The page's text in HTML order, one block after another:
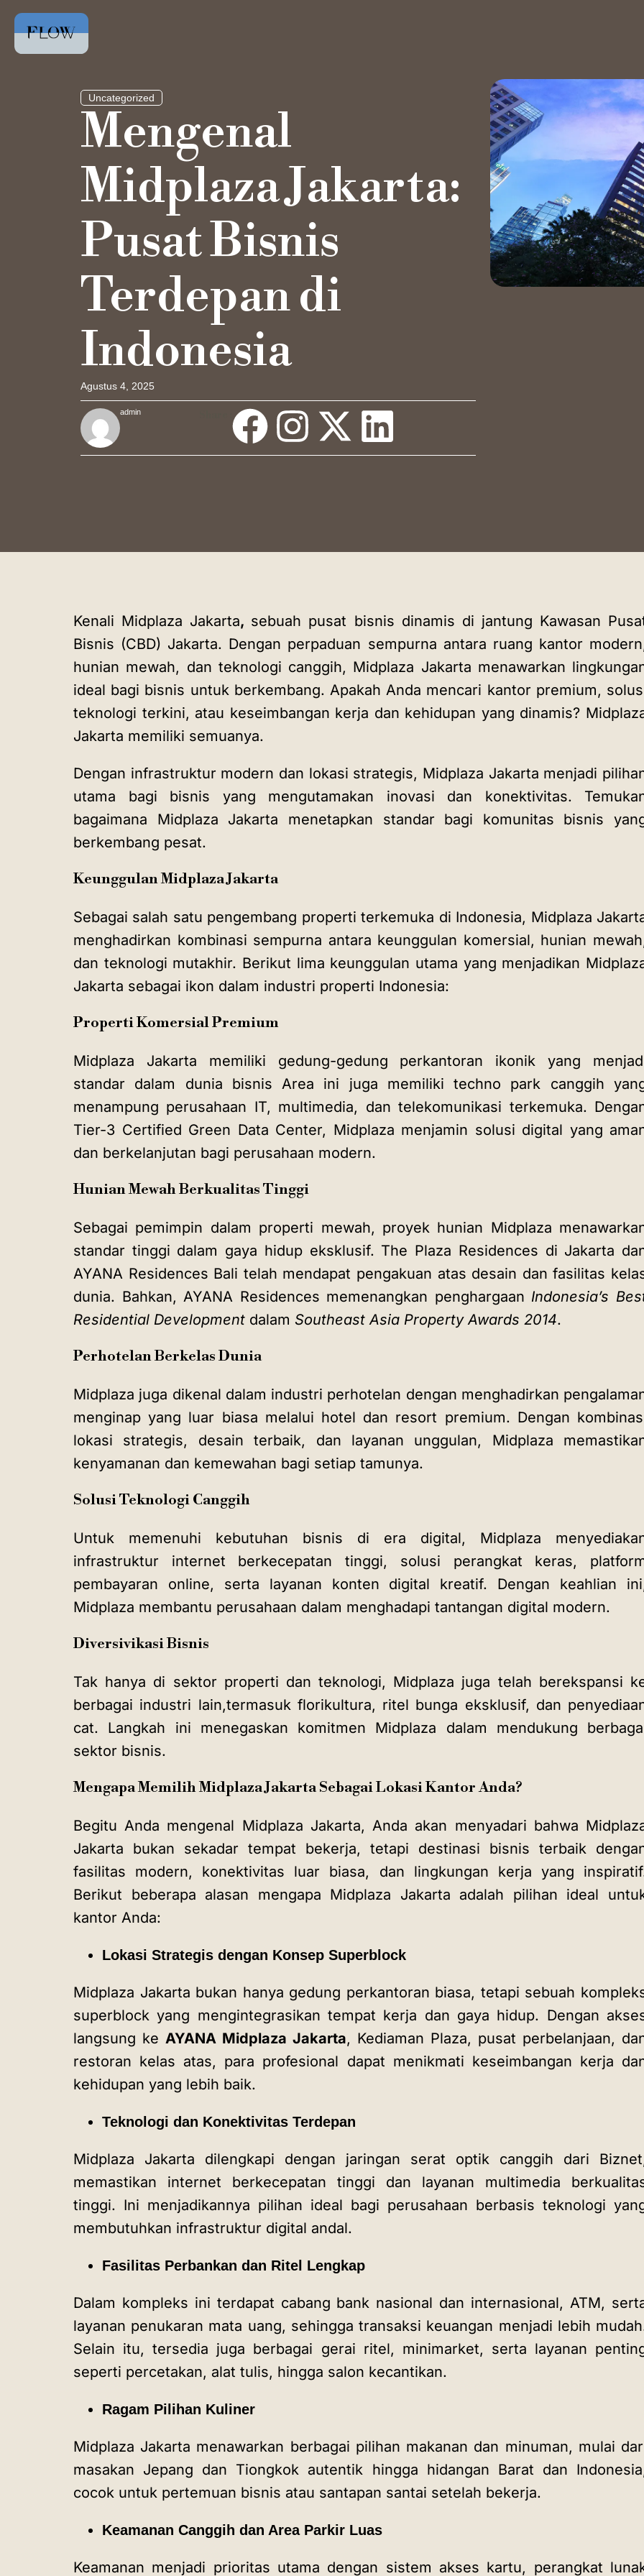
Private Office
Hot Desk
Akses Harian
Ruang Meeting
Uncategorized
Mengenal
Midplaza Jakarta:
Pusat Bisnis
Terdepan di
Indonesia
Agustus 4, 2025
admin
Kenali Midplaza Jakarta, sebuah pusat bisnis dinamis di jantung Kawasan
Bisnis (CBD) Jakarta. Dengan perpaduan sempurna antara ruang kantor
hunian mewah, dan teknologi canggih, Midplaza Jakarta menawarkan
ideal bagi bisnis untuk berkembang. Apakah Anda mencari kantor premium,
teknologi terkini, atau keseimbangan kerja dan kehidupan yang dinamis?
Jakarta memiliki semuanya.
Dengan infrastruktur modern dan lokasi strategis, Midplaza Jakarta menjadi
utama bagi bisnis yang mengutamakan inovasi dan konektivitas.
bagaimana Midplaza Jakarta menetapkan standar bagi komunitas bisnis
berkembang pesat.
Keunggulan Midplaza Jakarta
Sebagai salah satu pengembang properti terkemuka di Indonesia, Midplaza
menghadirkan kombinasi sempurna antara keunggulan komersial, hunian
dan teknologi mutakhir. Berikut lima keunggulan utama yang menjadikan
Jakarta sebagai ikon dalam industri properti Indonesia:
Properti Komersial Premium
Midplaza Jakarta memiliki gedung-gedung perkantoran ikonik yang
standar dalam dunia bisnis Area ini juga memiliki techno park canggih
menampung perusahaan IT, multimedia, dan telekomunikasi terkemuka.
Tier-3 Certified Green Data Center, Midplaza menjamin solusi digital yang
dan berkelanjutan bagi perusahaan modern.
Hunian Mewah Berkualitas Tinggi
Sebagai pemimpin dalam properti mewah, proyek hunian Midplaza
standar tinggi dalam gaya hidup eksklusif. The Plaza Residences di Jakarta
AYANA Residences Bali telah mendapat pengakuan atas desain dan fasilitas
dunia. Bahkan, AYANA Residences memenangkan penghargaan Indonesia’s
Residential Development dalam Southeast Asia Property Awards 2014.
Perhotelan Berkelas Dunia
Midplaza juga dikenal dalam industri perhotelan dengan menghadirkan
menginap yang luar biasa melalui hotel dan resort premium. Dengan
lokasi strategis, desain terbaik, dan layanan unggulan, Midplaza
kenyamanan dan kemewahan bagi setiap tamunya.
Solusi Teknologi Canggih
Untuk memenuhi kebutuhan bisnis di era digital, Midplaza
infrastruktur internet berkecepatan tinggi, solusi perangkat keras,
pembayaran online, serta layanan konten digital kreatif. Dengan keahlian
Midplaza membantu perusahaan dalam menghadapi tantangan digital modern.
Diversivikasi Bisnis
Tak hanya di sektor properti dan teknologi, Midplaza juga telah berekspansi
berbagai industri lain,termasuk florikultura, ritel bunga eksklusif, dan
cat. Langkah ini menegaskan komitmen Midplaza dalam mendukung
sektor bisnis.
Mengapa Memilih Midplaza Jakarta Sebagai Lokasi Kantor Anda?
BegituAnda mengenal Midplaza Jakarta, Anda akan menyadari bahwa
Jakarta bukan sekadar tempat bekerja, tetapi destinasi bisnis terbaik
fasilitas modern, konektivitas luar biasa, dan lingkungan kerja yang
Berikut beberapa alasan mengapa Midplaza Jakarta adalah pilihan ideal
kantor Anda:
Lokasi Strategis dengan Konsep Superblock
Midplaza Jakarta bukan hanya gedung perkantoran biasa, tetapi sebuah
superblock yang mengintegrasikan tempat kerja dan gaya hidup. Dengan
langsung ke AYANA Midplaza Jakarta, Kediaman Plaza, pusat perbelanjaan,
restoran kelas atas, para profesional dapat menikmati keseimbangan kerja
kehidupan yang lebih baik.
Teknologi dan Konektivitas Terdepan
Midplaza Jakarta dilengkapi dengan jaringan serat optik canggih dari
memastikan internet berkecepatan tinggi dan layanan multimedia
tinggi. Ini menjadikannya pilihan ideal bagi perusahaan berbasis teknologi
membutuhkan infrastruktur digital andal.
Fasilitas Perbankan dan Ritel Lengkap
Dalam kompleks ini terdapat cabang bank nasional dan internasional, ATM,
layanan penukaran mata uang, sehingga transaksi keuangan menjadi lebih
Selain itu, tersedia juga berbagai gerai ritel, minimarket, serta layanan
seperti percetakan, alat tulis, hingga salon kecantikan.
Ragam Pilihan Kuliner
Midplaza Jakarta menawarkan berbagai pilihan makanan dan minuman, mulai
masakan Jepang dan Tiongkok autentik hingga hidangan Barat dan
cocok untuk pertemuan bisnis atau santapan santai setelah bekerja.
Keamanan Canggih dan Area Parkir Luas
Keamanan menjadi prioritas utama dengan sistem akses kartu, perangkat